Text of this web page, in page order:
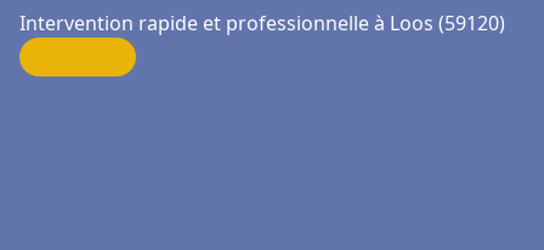
Intervention rapide et professionnelle à Loos (59120)